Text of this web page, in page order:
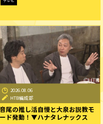
2026.08.06
HTB編成部
音尾の推し活自慢と大泉お説教モ
ード発動！▼ハナタレナックス